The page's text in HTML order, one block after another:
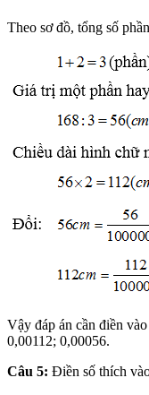
Theo sơ đồ, tổng số
Vậy đáp án cần điền
0,00112; 0,00056.
Câu 5: Điền số thích